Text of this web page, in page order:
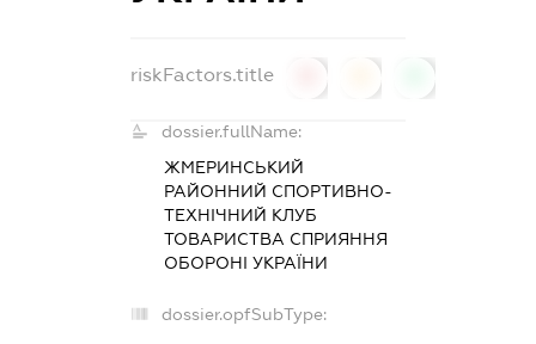
riskFactors.title
dossier.fullName:
ЖМЕРИНСЬКИЙ
РАЙОННИЙ СПОРТИВНО-
ТЕХНІЧНИЙ КЛУБ
ТОВАРИСТВА СПРИЯННЯ
ОБОРОНІ УКРАЇНИ
dossier.opfSubType: